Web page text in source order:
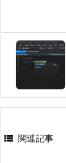
 関連記事